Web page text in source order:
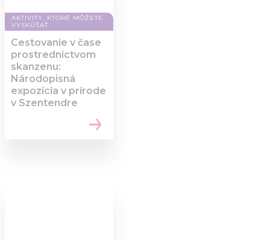
AKTIVITY, KTORÉ MÔŽETE
VYSKÚŠAŤ
Cestovanie v čase
prostredníctvom
skanzenu:
Národopisná
expozícia v prírode
v Szentendre